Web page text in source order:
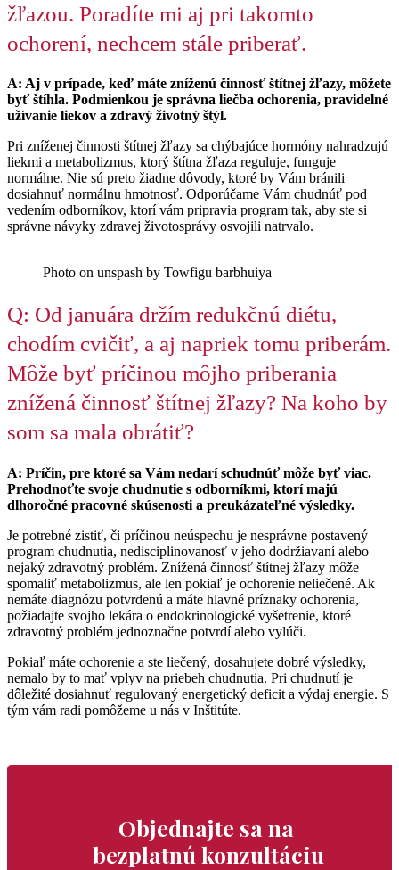
žľazou. Poradíte mi aj pri takomto
ochorení, nechcem stále priberať.
A: Aj v prípade, keď máte zníženú činnosť štítnej žľazy, môžete
byť štíhla. Podmienkou je správna liečba ochorenia, pravidelné
užívanie liekov a zdravý životný štýl.
Pri zníženej činnosti štítnej žľazy sa chýbajúce hormóny nahradzujú
liekmi a metabolizmus, ktorý štítna žľaza reguluje, funguje
normálne. Nie sú preto žiadne dôvody, ktoré by Vám bránili
dosiahnuť normálnu hmotnosť. Odporúčame Vám chudnúť pod
vedením odborníkov, ktorí vám pripravia program tak, aby ste si
správne návyky zdravej životosprávy osvojili natrvalo.
Photo on unspash by Towfigu barbhuiya
Q: Od januára držím redukčnú diétu,
chodím cvičiť, a aj napriek tomu priberám.
Môže byť príčinou môjho priberania
znížená činnosť štítnej žľazy? Na koho by
som sa mala obrátiť?
A: Príčin, pre ktoré sa Vám nedarí schudnúť môže byť viac.
Prehodnoťte svoje chudnutie s odborníkmi, ktorí majú
dlhoročné pracovné skúsenosti a preukázateľné výsledky.
Je potrebné zistiť, či príčinou neúspechu je nesprávne postavený
program chudnutia, nedisciplinovanosť v jeho dodržiavaní alebo
nejaký zdravotný problém. Znížená činnosť štítnej žľazy môže
spomaliť metabolizmus, ale len pokiaľ je ochorenie neliečené. Ak
nemáte diagnózu potvrdenú a máte hlavné príznaky ochorenia,
požiadajte svojho lekára o endokrinologické vyšetrenie, ktoré
zdravotný problém jednoznačne potvrdí alebo vylúči.
Pokiaľ máte ochorenie a ste liečený, dosahujete dobré výsledky,
nemalo by to mať vplyv na priebeh chudnutia. Pri chudnutí je
dôležité dosiahnuť regulovaný energetický deficit a výdaj energie. S
tým vám radi pomôžeme u nás v Inštitúte.
Objednajte sa na
bezplatnú konzultáciu